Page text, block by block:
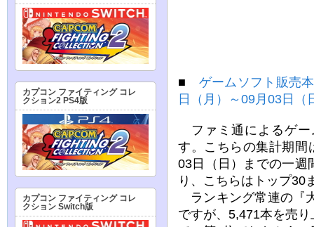
■ ゲームソフト販売
日（月）～09月03日（
ファミ通によるゲー
す。こちらの集計期間
03日（日）までの一週
り、こちらはトップ30
ランキング常連の『
ですが、5,471本を売
カプコン ファイティング コレ
クション2 PS4版
カプコン ファイティング コレ
クション Switch版